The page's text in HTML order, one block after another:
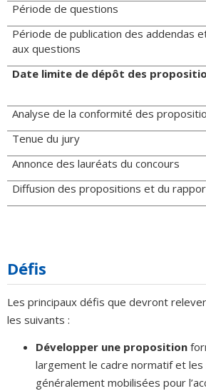
Période de questions
Période de publication des addendas
aux questions
Date limite de dépôt des
Analyse de la conformité des
Tenue du jury
Annonce des lauréats du concours
Diffusion des propositions et du
Défis
Les principaux défis que devront
les suivants :
Développer une proposition
largement le cadre normatif et
généralement mobilisées pour